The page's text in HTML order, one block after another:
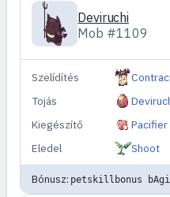
Deviruchi
Mob #1109
Szelídítés
Tojás
Kiegészítő
Pacifier
Eledel
Shoot
Bónusz: petskillbonus